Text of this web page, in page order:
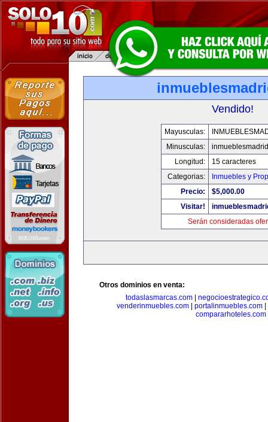
Vendido!
Mayusculas:
Minusculas:
Longitud:
15 caracteres
Categorias:
Inmuebles y
Precio:
$5,000.00
Visitar!
Serán consideradas
Otros dominios en venta:
todaslasmarcas.com
venderinmuebles.com| portalinmuebles.com|
compararhoteles.com